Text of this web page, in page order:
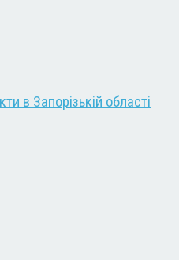
в Запорізькій області